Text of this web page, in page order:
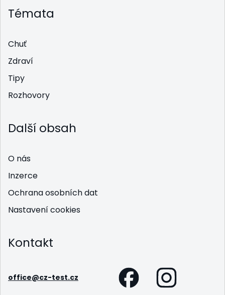
Témata
Chuť
Zdraví
Tipy
Rozhovory
Další obsah
O nás
Inzerce
Ochrana osobních dat
Nastavení cookies
Kontakt
office@cz-test.cz